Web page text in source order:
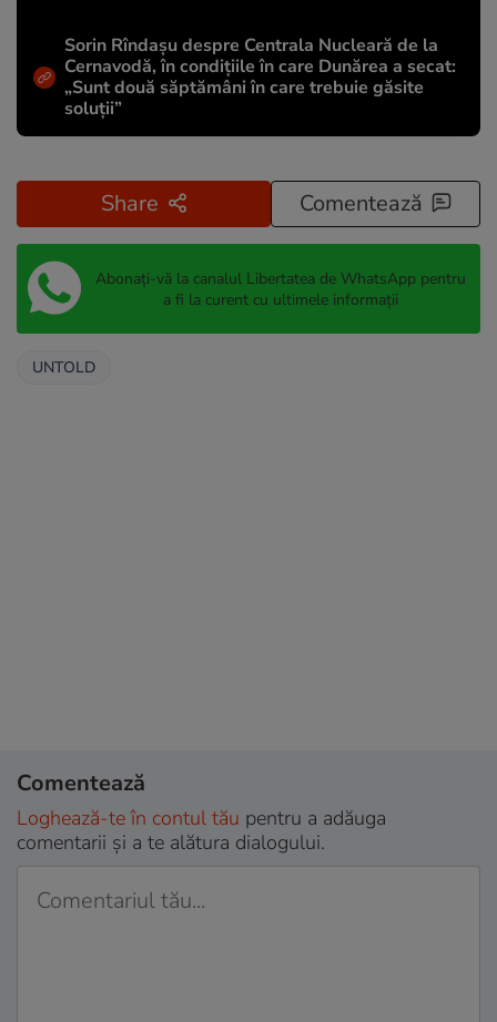
Sorin Rîndașu despre Centrala Nucleară de la
Cernavodă, în condițiile în care Dunărea a secat:
„Sunt două săptămâni în care trebuie găsite
soluții”
Share Comentează
Abonați-vă la canalul Libertatea de WhatsApp pentru
a fi la curent cu ultimele informații
UNTOLD
Comentează
Loghează-te în contul tău pentru a adăuga
comentarii și a te alătura dialogului.